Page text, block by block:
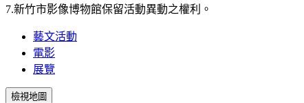
7.新竹市影像博物館保留活動異動之權利。
藝文活動
電影
展覽
檢視地圖